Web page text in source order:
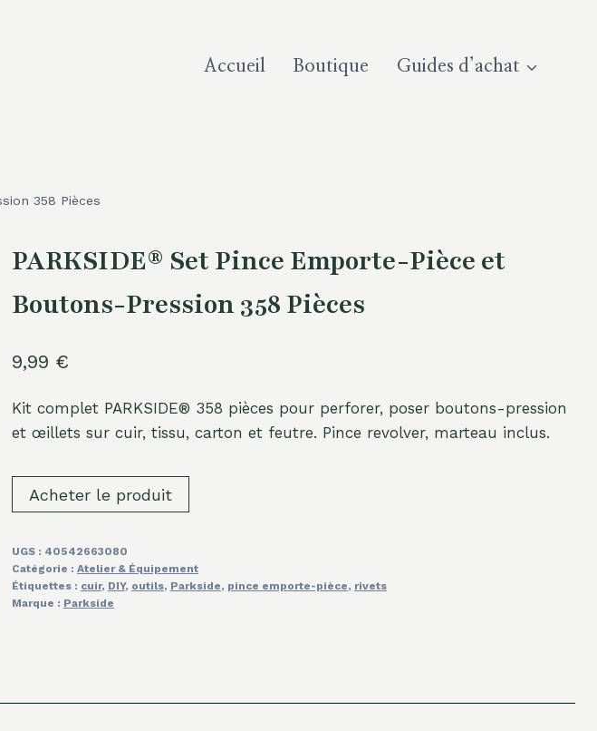
Accueil Boutique Guides d’achat
358 Pièces
PARKSIDE® Set Pince Emporte-Pièce et
Boutons-Pression 358 Pièces
9,99 €
Kit complet PARKSIDE® 358 pièces pour perforer, poser boutons-pression
et œillets sur cuir, tissu, carton et feutre. Pince revolver, marteau inclus.
Acheter le produit
UGS : 40542663080
Catégorie : Atelier & Équipement
Étiquettes : cuir, DIY, outils, Parkside, pince emporte-pièce, rivets
Marque : Parkside